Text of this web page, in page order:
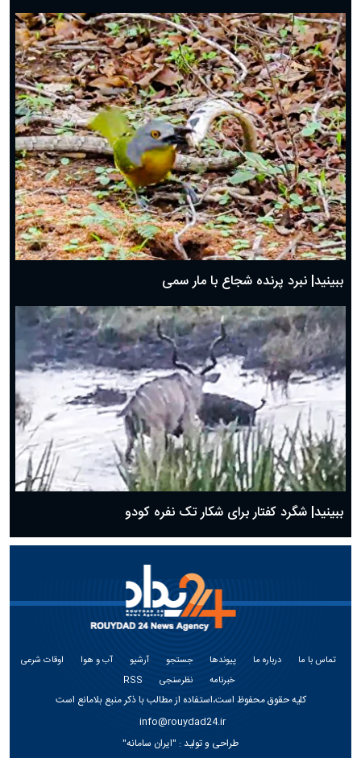
ببینید| نبرد پرنده شجاع با مار سمی
ببینید| شگرد کفتار برای شکار تک نفره کودو
تماس با ما درباره ما پیوندها جستجو آرشیو آب و هوا
اوقات شرعی
خبرنامه
نظرسنجی RSS
کلیه حقوق محفوظ است،استفاده از مطالب با ذکر منبع بلامانع است
info@rouydad24.ir
طراحی و تولید : "ایران سامانه"